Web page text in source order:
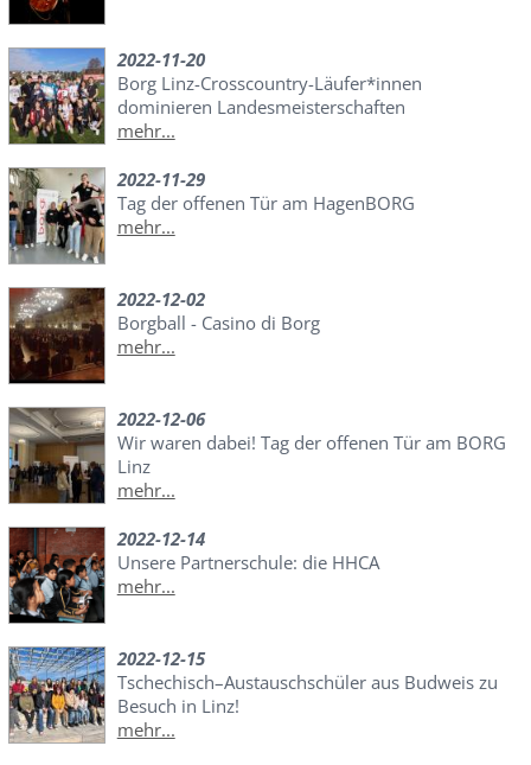
2022-11-20
Borg Linz-Crosscountry-Läufer*innen
dominieren Landesmeisterschaften
mehr...
2022-11-29
Tag der offenen Tür am HagenBORG
mehr...
2022-12-02
Borgball - Casino di Borg
mehr...
2022-12-06
Wir waren dabei! Tag der offenen Tür am BORG
Linz
mehr...
2022-12-14
Unsere Partnerschule: die HHCA
mehr...
2022-12-15
Tschechisch–Austauschschüler aus Budweis zu
Besuch in Linz!
mehr...